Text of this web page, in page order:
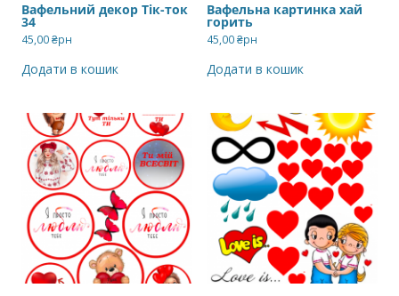
Вафельний декор Тік-ток
34
45,00₴рн
Додати в кошик
Вафельна картинка хай
горить
45,00₴рн
Додати в кошик